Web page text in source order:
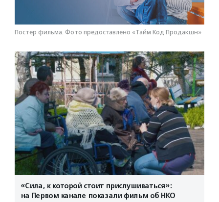
Постер фильма. Фото предоставлено «Тайм Код Продакшн»
«Сила, к которой стоит прислушиваться»:
на Первом канале показали фильм об НКО